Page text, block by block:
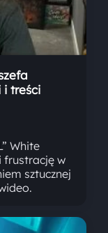
i treści
White
frustrację w
sztucznej